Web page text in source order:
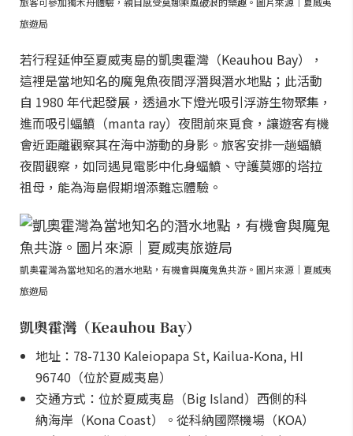
旅遊局
若行程延伸至夏威夷島的凱奧霍灣（Keauhou Bay），
這裡是當地知名的魔鬼魚夜間浮潛與潛水地點；此活動
自 1980 年代起發展，透過水下燈光吸引浮游生物聚集，
進而吸引蝠鱝（manta ray）夜間前來覓食，讓遊客有機
會近距離觀察其在海中游動的身影。旅客安排一趟蝠鱝
夜間觀察，如同遇見電影中化身蝠鱝、守護莫娜的塔拉
祖母，能為海島假期增添難忘體驗。
凱奧霍灣為當地知名的潛水地點，有機會與魔鬼魚共游。圖片來源｜夏威夷
旅遊局
凱奧霍灣（Keauhou Bay）
地址：78-7130 Kaleiopapa St, Kailua-Kona, HI
96740（位於夏威夷島）
交通方式：位於夏威夷島（Big Island）西側的科
納海岸（Kona Coast）。從科納國際機場（KOA）